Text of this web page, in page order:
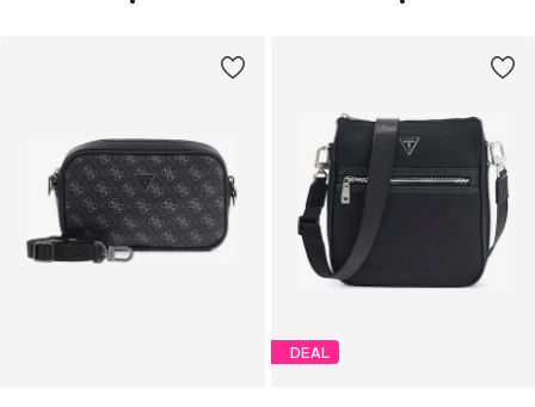
DEAL